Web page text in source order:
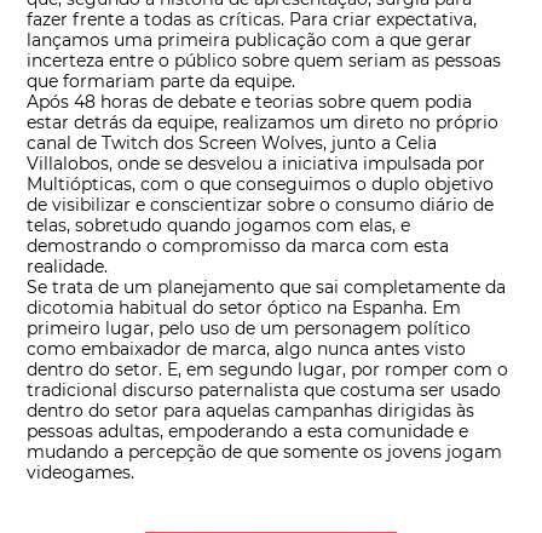
fazer frente a todas as críticas. Para criar expectativa,
lançamos uma primeira publicação com a que gerar
incerteza entre o público sobre quem seriam as pessoas
que formariam parte da equipe.
Após 48 horas de debate e teorias sobre quem podia
estar detrás da equipe, realizamos um direto no próprio
canal de Twitch dos Screen Wolves, junto a Celia
Villalobos, onde se desvelou a iniciativa impulsada por
Multiópticas, com o que conseguimos o duplo objetivo
de visibilizar e conscientizar sobre o consumo diário de
telas, sobretudo quando jogamos com elas, e
demostrando o compromisso da marca com esta
realidade.
Se trata de um planejamento que sai completamente da
dicotomia habitual do setor óptico na Espanha. Em
primeiro lugar, pelo uso de um personagem político
como embaixador de marca, algo nunca antes visto
dentro do setor. E, em segundo lugar, por romper com o
tradicional discurso paternalista que costuma ser usado
dentro do setor para aquelas campanhas dirigidas às
pessoas adultas, empoderando a esta comunidade e
mudando a percepção de que somente os jovens jogam
videogames.